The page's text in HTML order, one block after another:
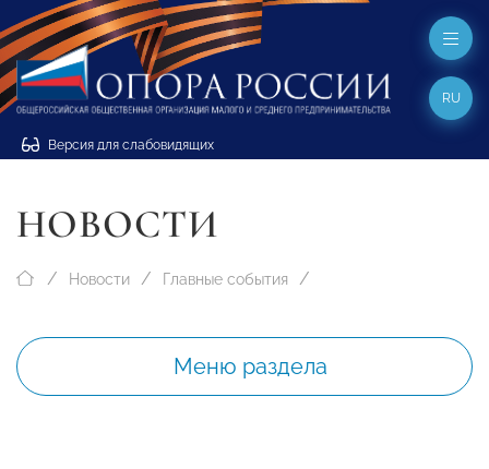
Версия для слабовидящих
RU
НОВОСТИ
Новости Главные события
Меню раздела